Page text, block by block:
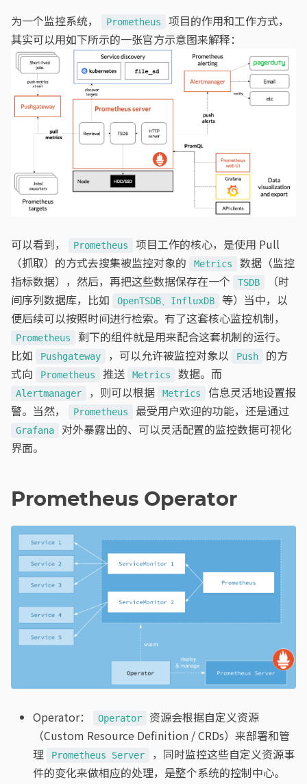
为一个监控系统， Prometheus
项目的作用和工作方式，
其实可以用如下所示的一张官方示意图来解释：
可以看到， Prometheus
项目工作的核心，是使用 Pull
（抓取）的方式去搜集被监控对象的
Metrics
数据（监控
指标数据），然后，再把这些数据保存在一个
TSDB
（时
间序列数据库，比如
OpenTSDB、InfluxDB
等）当中，以
便后续可以按照时间进行检索。有了这套核心监控机制，
Prometheus
剩下的组件就是用来配合这套机制的运行。
比如
Pushgateway ，可以允许被监控对象以 Push
的方
式向
Prometheus 推送 Metrics 数据。而
Alertmanager ，则可以根据 Metrics
信息灵活地设置报
警。当然，
Prometheus 最受用户欢迎的功能，还是通过
Grafana
对外暴露出的、可以灵活配置的监控数据可视化
界面。
Prometheus Operator
Operator： Operator
资源会根据自定义资源
（Custom Resource Definition / CRDs）来部署和管
理
Prometheus Server
，同时监控这些自定义资源事
件的变化来做相应的处理，是整个系统的控制中心。